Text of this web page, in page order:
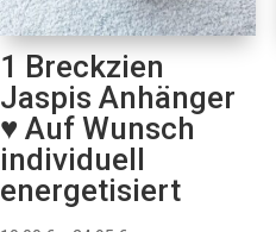
1 Breckzien
Jaspis Anhänger
♥ Auf Wunsch
individuell
energetisiert